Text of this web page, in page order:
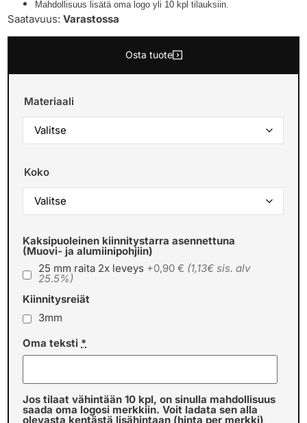
Mahdollisuus lisätä oma logo yli 10 kpl tilauksiin.
Saatavuus:Varastossa
Osta tuote
Materiaali
Koko
Kaksipuoleinen kiinnitystarra asennettuna
(Muovi- ja alumiinipohjiin)
25 mm raita 2x leveys +0,90 € (1,13€ sis. alv
25.5%)
Kiinnitysreiät
3mm
Oma teksti *
Jos tilaat vähintään 10 kpl, on sinulla mahdollisuus
saada oma logosi merkkiin. Voit ladata sen alla
olevasta kentästä lisähintaan (hinta per merkki)